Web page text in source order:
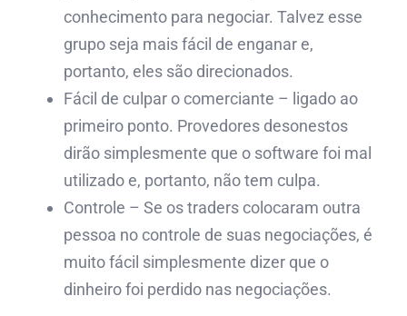
conhecimento para negociar. Talvez esse
grupo seja mais fácil de enganar e,
portanto, eles são direcionados.
Fácil de culpar o comerciante – ligado ao
primeiro ponto. Provedores desonestos
dirão simplesmente que o software foi mal
utilizado e, portanto, não tem culpa.
Controle – Se os traders colocaram outra
pessoa no controle de suas negociações, é
muito fácil simplesmente dizer que o
dinheiro foi perdido nas negociações.